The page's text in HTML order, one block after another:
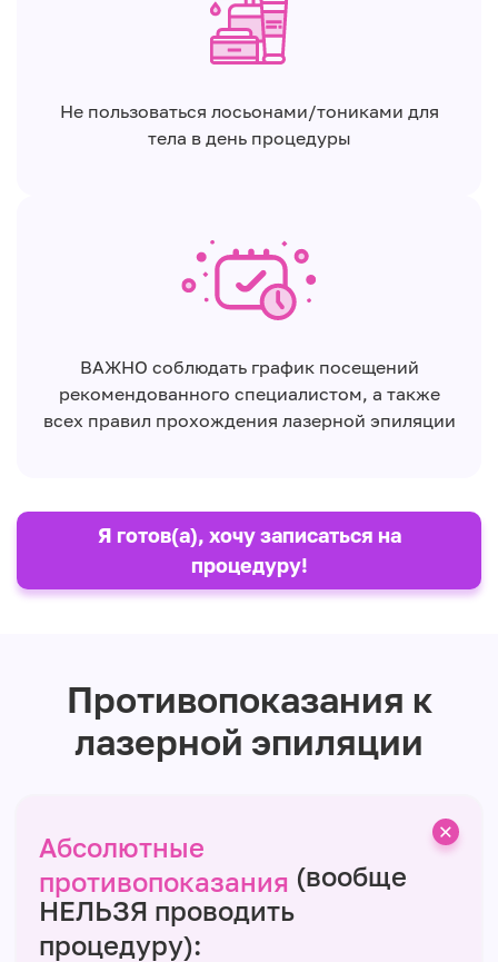
Не пользоваться лосьонами/тониками для
тела в день процедуры
ВАЖНО соблюдать график посещений
рекомендованного специалистом, а также
всех правил прохождения лазерной эпиляции
Я готов(а), хочу записаться на
процедуру!
Противопоказания к
лазерной эпиляции
Абсолютные
противопоказания (вообще
НЕЛЬЗЯ проводить
процедуру):